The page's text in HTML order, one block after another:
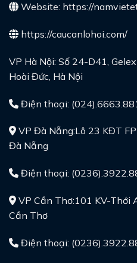
Website: https://
https://caucanlohoi.com/
VP Hà Nội: Số 24-D41,
Hoài Đức, Hà Nội
Điện thoại:
VP Đà Nẵng:Lô 23 KĐT
Đà Nẵng
Điện thoại:
VP Cần Thơ:101 KV-Thới
Cần Thơ
Điện thoại: